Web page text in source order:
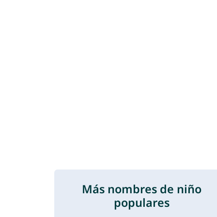
Más nombres de niño
populares